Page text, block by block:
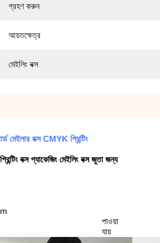
গ্রহণ করুন
আয়তক্ষেত্র
মেইলিং বক্স
মেইলার বক্স CMYK প্রিন্টিং
বক্স প্যাকেজিং মেইলিং বক্স জুতা জন্য
পাওয়া
যায়